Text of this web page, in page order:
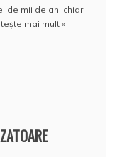
de mii de ani chiar,
mai mult »